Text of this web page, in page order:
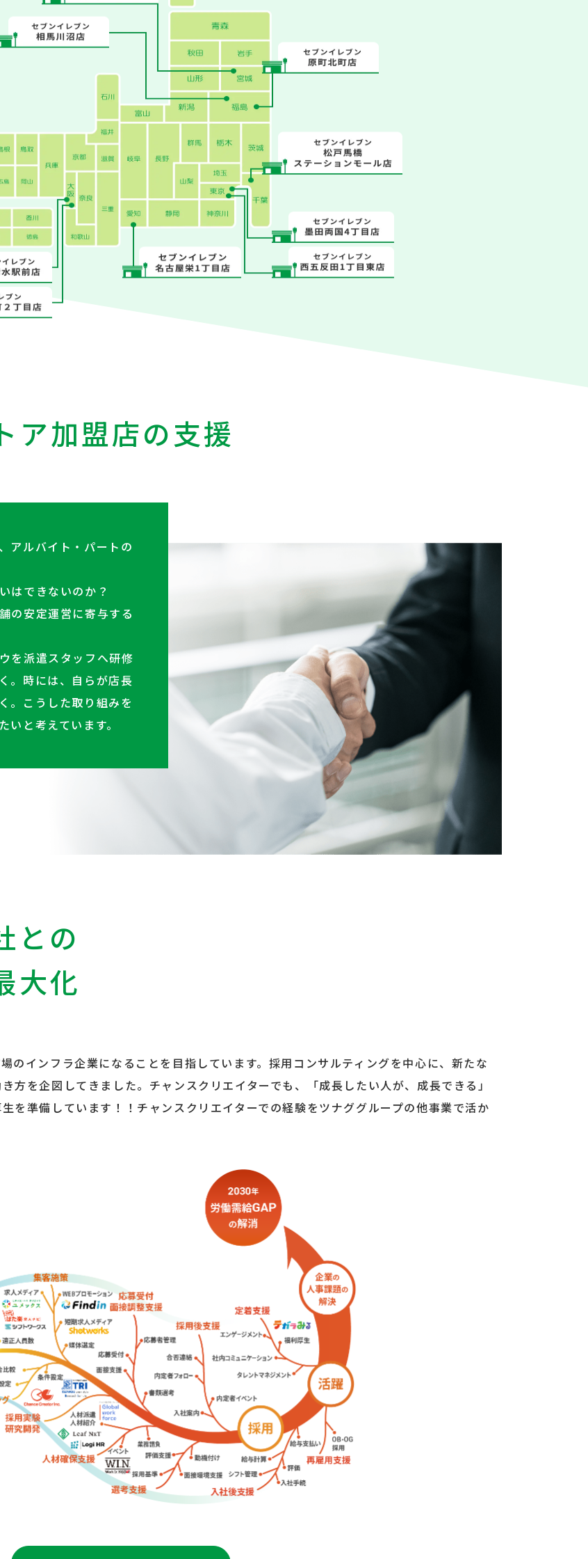
ア加盟店の支援
アルバイト・パートの
はできないのか？
の安定運営に寄与する
を派遣スタッフへ研修
。時には、自らが店長
。こうした取り組みを
と考えています。
との
大化
のインフラ企業になることを目指しています。採用コンサルティングを中心に、新たな
方を企図してきました。チャンスクリエイターでも、「成長したい人が、成長できる」
を準備しています！！チャンスクリエイターでの経験をツナググループの他事業で活か